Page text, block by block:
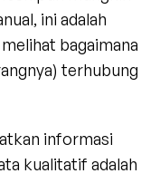
ini adalah
bagaimana
terhubung
informasi
kualitatif adalah